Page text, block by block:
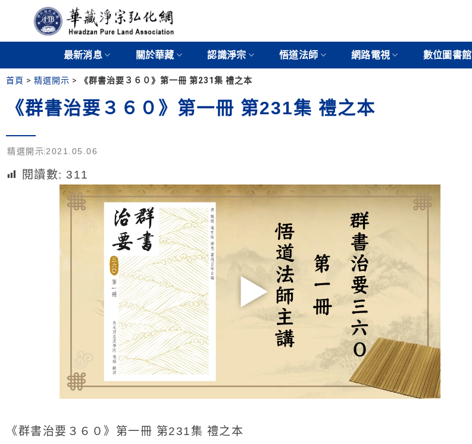
最新消息 關於華藏 認識淨宗 悟道法師 網路電視 數位圖書館
首頁 > 精選開示 > 《群書治要３６０》第一冊 第231集 禮之本
《群書治要３６０》第一冊 第231集 禮之本
精選開示 2021.05.06
閱讀數: 311
《群書治要３６０》第一冊 第231集 禮之本